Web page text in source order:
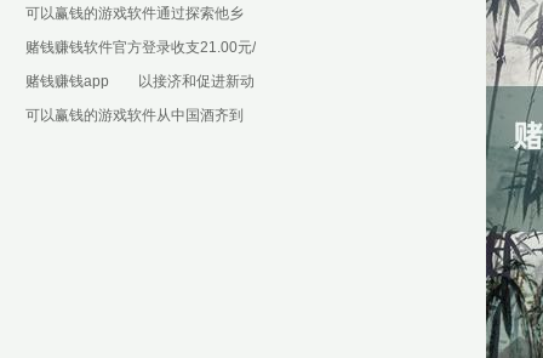
张-可以赢钱的游戏软件下载
可以赢钱的游戏软件通过探索他乡
裁调对接机制-可以赢钱的游戏软件
下载
赌钱赚钱软件官方登录收支21.00元/
公斤-可以赢钱的游戏软件下载
赌钱赚钱app 以接济和促进新动
力产业的发展为主见-可以赢钱的游
可以赢钱的游戏软件从中国酒齐到